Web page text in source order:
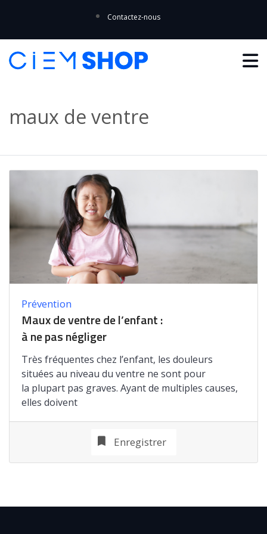
Contactez-nous
maux de ventre
Prévention
Maux de ventre de l’enfant :
à ne pas négliger
Très fréquentes chez l’enfant, les douleurs
situées au niveau du ventre ne sont pour
la plupart pas graves. Ayant de multiples causes,
elles doivent
Enregistrer